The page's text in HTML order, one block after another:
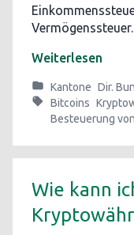
Vermögenssteuer.
Weiterlesen
Kantone Dir.
Bitcoins
Besteuerung
Wie kann